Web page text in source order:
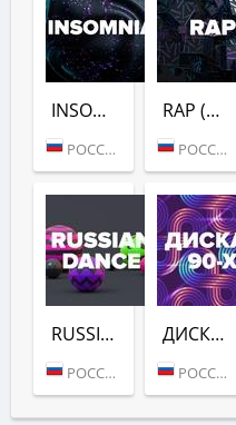
INSOMNIA (DFM)
РОССИЯ (МОСКВА)
RAP (DFM)
РОССИЯ (МОСКВА)
RUSSIAN DANCE (DFM)
РОССИЯ (МОСКВА)
ДИСКАЧ 90-Х (DFM)
РОССИЯ (МОСКВА)